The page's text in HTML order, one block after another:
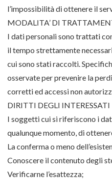
l’impossibilità di ottenere il
MODALITA’ DI
I dati personali sono trattati
il tempo strettamente
cui sono stati raccolti.
osservate per prevenire la
corretti ed accessi non
DIRITTI DEGLI INTERESSATI
I soggetti cui si riferiscono i
qualunque momento, di
La conferma o meno
Conoscere il contenuto degli
Verificarne l’esattezza;